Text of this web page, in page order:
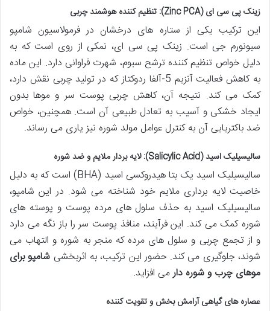
زینک پی سی ای (Zinc PCA): تنظیم کننده هوشمند چربی
این ترکیب یکی از ستاره های درخشان در فرمولاسیون شامپو
سبونورم جی است. زینک پی سی ای، نمکی از روی است که به
دلیل خواص تنظیم کننده ترشح سبوم، شهرت فراوانی دارد. این ماده
به کاهش فعالیت آنزیم 5-آلفا ردوکتاز که در تولید چربی نقش دارد،
کمک می کند. نتیجه آن، کاهش چربی پوست سر و موها بدون
ایجاد خشکی و آسیب به تعادل طبیعی آن است. همچنین، خواص
ضد باکتریایی آن به کنترل عوامل مولد شوره نیز یاری می رساند.
سالیسیلیک اسید (Salicylic Acid): لایه بردار ملایم و ضد شوره
سالیسیلیک اسید یک بتا هیدروکسی اسید (BHA) است که به دلیل
خاصیت لایه برداری ملایم خود شناخته می شود. در این شامپو،
سالیسیلیک اسید به حذف سلول های مرده پوست و پوسته های
شوره کمک می کند. این فرآیند، منافذ پوست سر را باز نگه می دارد
و از تجمع چربی و سلول های مرده که منجر به شوره و التهاب می
شوند، جلوگیری می کند. حضور این ترکیب، به اثربخشی شامپو برای
موهای چرب و شوره دارمی افزاید.
عصاره های گیاهی آرامش بخش و تقویت کننده